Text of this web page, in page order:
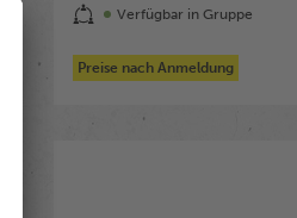
Verfügbar in Gruppe
Preise nach Anmeldung